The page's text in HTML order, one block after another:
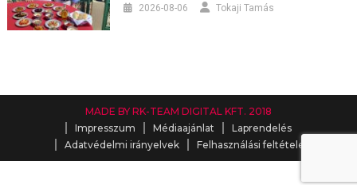
2026-08-06 Tokaji Tamás
MADE BY RK-TEAM DIGITAL KFT. 2018
Impresszum
Médiaajánlat
Laprendelés
Adatvédelmi irányelvek
Felhasználási feltételek